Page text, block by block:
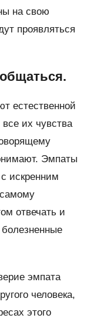
на свою
проявляться
естественной
их чувства
Эмпаты
искренним
отвечать и
эмпата
человека,
этого